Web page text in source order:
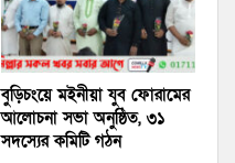
বুড়িচংয়ে মইনীয়া যুব ফোরামের
আলোচনা সভা অনুষ্ঠিত, ৩১
সদস্যের কমিটি গঠন